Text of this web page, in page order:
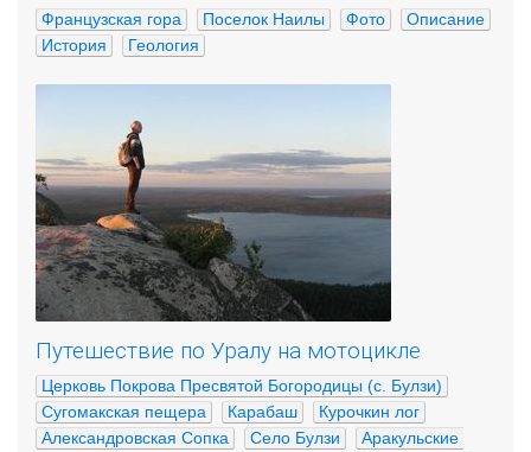
Французская гора Поселок Наилы Фото
Описание
История
Геология
Путешествие по Уралу на мотоцикле
Церковь Покрова Пресвятой Богородицы (с. Булзи)
Сугомакская пещера
Карабаш
Курочкин лог
Александровская Сопка
Село Булзи
Аракульские